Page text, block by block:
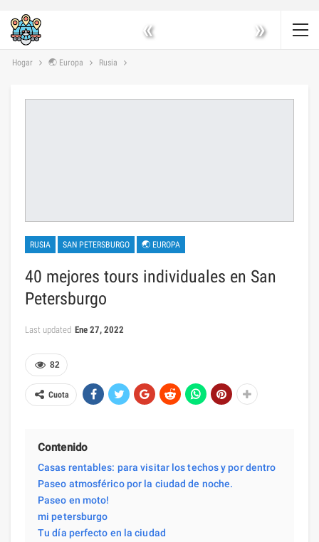
« »
Hogar 🌏 Europa Rusia
RUSIA SAN PETERSBURGO 🌏 EUROPA
40 mejores tours individuales en San
Petersburgo
Last updated Ene 27, 2022
82
Cuota
Contenido
Casas rentables: para visitar los techos y por dentro
Paseo atmosférico por la ciudad de noche.
Paseo en moto!
mi petersburgo
Tu día perfecto en la ciudad